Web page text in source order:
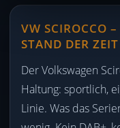
VW SCIROCCO
STAND DER ZEIT
Der Volkswagen
Haltung: sportlich,
Linie. Was das